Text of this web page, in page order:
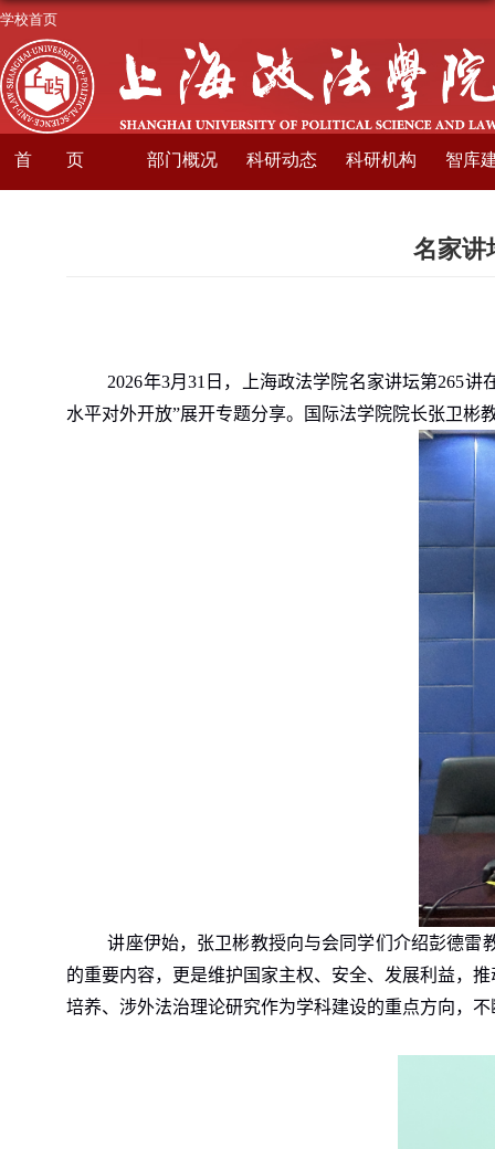
学校首页
首页 部门概况 科研动态 科研机构 智库
名家讲
2026年3月31 日，上海政法学院名家讲坛第265讲
水平对外开放”展开专题分享。国际法学院院长张卫彬
讲座伊始，张卫彬教授向与会同学们介绍彭德雷
的重要内容，更是维护国家主权、安全、发展利益，
培养、涉外法治理论研究作为学科建设的重点方向，